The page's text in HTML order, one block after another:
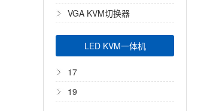
VGA KVM切换器
LED KVM一体机
17
19